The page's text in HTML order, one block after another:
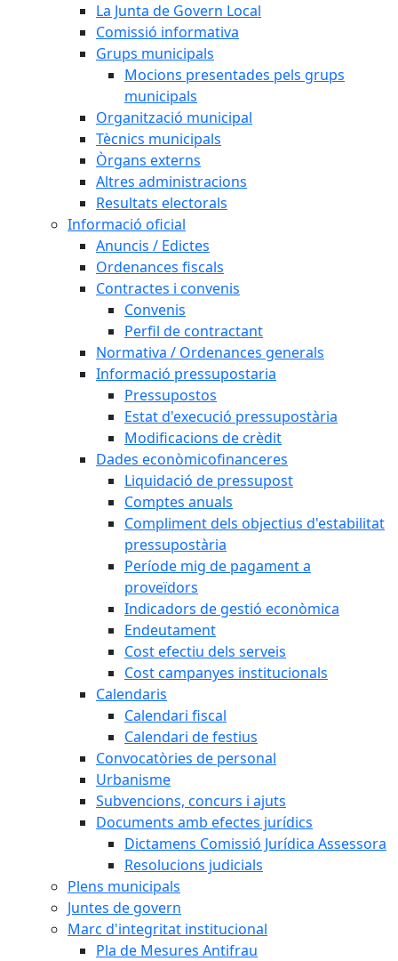
La Junta de Govern Local
Comissió informativa
Grups municipals
Mocions presentades pels grups
municipals
Organització municipal
Tècnics municipals
Òrgans externs
Altres administracions
Resultats electorals
Informació oficial
Anuncis / Edictes
Ordenances fiscals
Contractes i convenis
Convenis
Perfil de contractant
Normativa / Ordenances generals
Informació pressupostaria
Pressupostos
Estat d'execució pressupostària
Modificacions de crèdit
Dades econòmicofinanceres
Liquidació de pressupost
Comptes anuals
Compliment dels objectius d'estabilitat
pressupostària
Període mig de pagament a
proveïdors
Indicadors de gestió econòmica
Endeutament
Cost efectiu dels serveis
Cost campanyes institucionals
Calendaris
Calendari fiscal
Calendari de festius
Convocatòries de personal
Urbanisme
Subvencions, concurs i ajuts
Documents amb efectes jurídics
Dictamens Comissió Jurídica Assessora
Resolucions judicials
Plens municipals
Juntes de govern
Marc d'integritat institucional
Pla de Mesures Antifrau